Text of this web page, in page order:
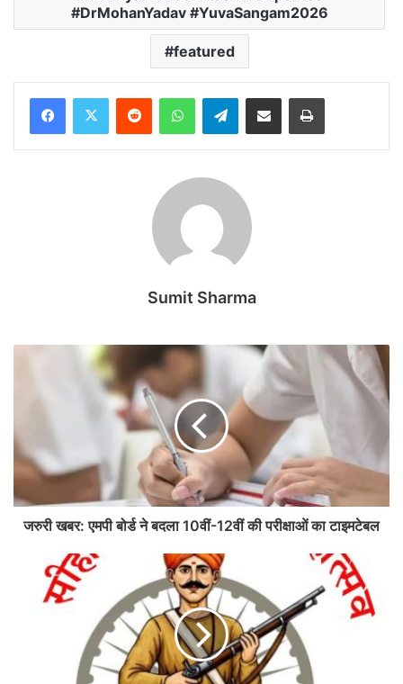
#DrMohanYadav #YuvaSangam2026
featured
Telegram
Sumit Sharma
जरुरी खबर: एमपी बोर्ड ने बदला 10वीं-12वीं की परीक्षाओं का टाइमटेबल